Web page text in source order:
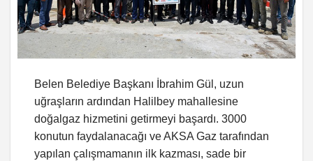
Belen Belediye Başkanı İbrahim Gül, uzun
uğraşların ardından Halilbey mahallesine
doğalgaz hizmetini getirmeyi başardı. 3000
konutun faydalanacağı ve AKSA Gaz tarafından
yapılan çalışmamanın ilk kazması, sade bir